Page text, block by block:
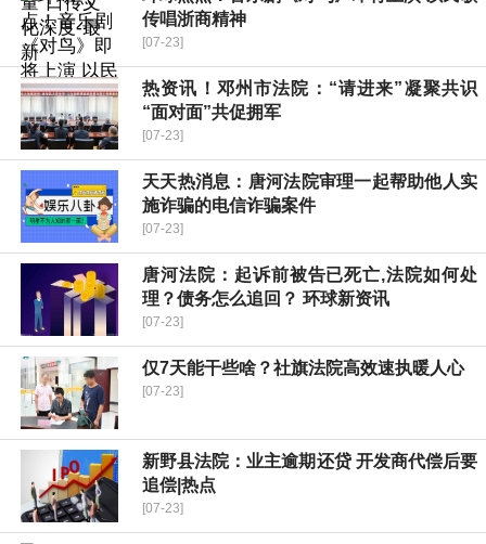
传唱浙商精神
[07-23]
热资讯！邓州市法院：“请进来”凝聚共识
“面对面”共促拥军
[07-23]
天天热消息：唐河法院审理一起帮助他人实
施诈骗的电信诈骗案件
[07-23]
唐河法院：起诉前被告已死亡,法院如何处
理？债务怎么追回？ 环球新资讯
[07-23]
仅7天能干些啥？社旗法院高效速执暖人心
[07-23]
新野县法院：业主逾期还贷 开发商代偿后要
追偿|热点
[07-23]